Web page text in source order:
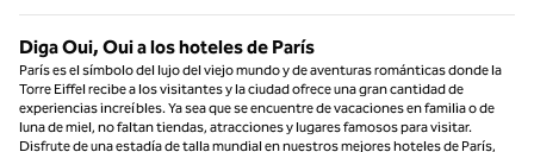
Diga Oui, Oui a los hoteles de París
París es el símbolo del lujo del viejo mundo y de aventuras románticas donde la
Torre Eiffel recibe a los visitantes y la ciudad ofrece una gran cantidad de
experiencias increíbles. Ya sea que se encuentre de vacaciones en familia o de
luna de miel, no faltan tiendas, atracciones y lugares famosos para visitar.
Disfrute de una estadía de talla mundial en nuestros mejores hoteles de París,